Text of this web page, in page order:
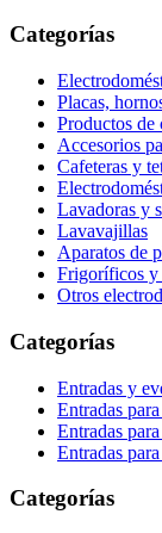
Categorías
Placas,
Productos
Accesorios
Cafeteras y
Lavadoras y
Lavavajillas
Aparatos de
Frigoríficos y
Otros
Categorías
Entradas y
Entradas
Entradas
Entradas
Categorías